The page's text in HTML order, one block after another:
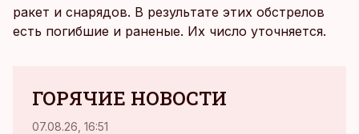
ракет и снарядов. В результате этих обстрелов
есть погибшие и раненые. Их число уточняется.
ГОРЯЧИЕ НОВОСТИ
07.08.26, 16:51